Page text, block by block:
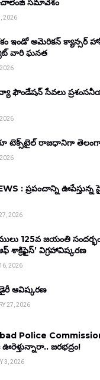
సమావేశం
2026
ఇండో అమెరికన్ క్యాన్సర్
వారి ఘనత
ఫౌండేషన్ సేవలు
టెక్స్‌టైల్ రాజధానిగా
: ప్రపంచాన్ని
2026
125వ జయంతి
శాక్రిఫైస్’ విగ్రహావిష్కరణ
2026
ఆవిష్కరణ
27, 2026
Police
ఊరెళ్తున్నారా.. జరభద్రం!
3, 2026